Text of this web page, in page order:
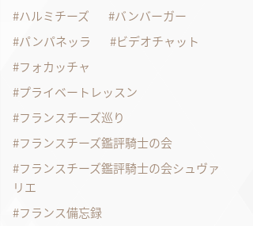
ハルミチーズ
バンバーガー
パンパネッラ
ビデオチャット
フォカッチャ
プライベートレッスン
フランスチーズ巡り
フランスチーズ鑑評騎士の会
フランスチーズ鑑評騎士の会シュヴァ
リエ
フランス備忘録